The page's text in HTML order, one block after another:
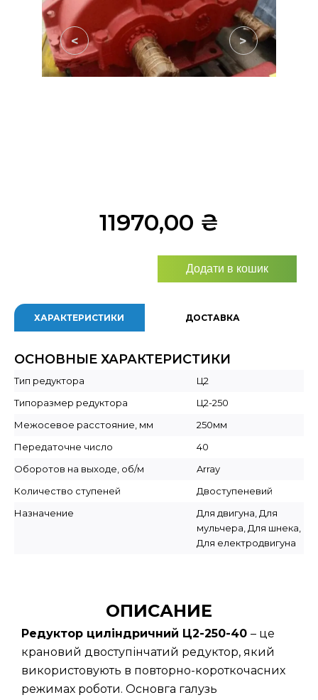
< >
11970,00 ₴
Додати в кошик
ХАРАКТЕРИСТИКИ ДОСТАВКА
ОСНОВНЫЕ ХАРАКТЕРИСТИКИ
Тип редуктора
Ц2
Типоразмер редуктора
Ц2-250
Межосевое расстояние, мм
250мм
Передаточне число
40
Оборотов на выходе, об/м
Array
Количество ступеней
Двоступеневий
Назначение
Для двигуна, Для
мульчера, Для шнека,
Для електродвигуна
ОПИСАНИЕ
Редуктор циліндричний Ц2-250-40 – це
крановий двоступінчатий редуктор, який
використовують в повторно-короткочасних
режимах роботи. Основга галузь